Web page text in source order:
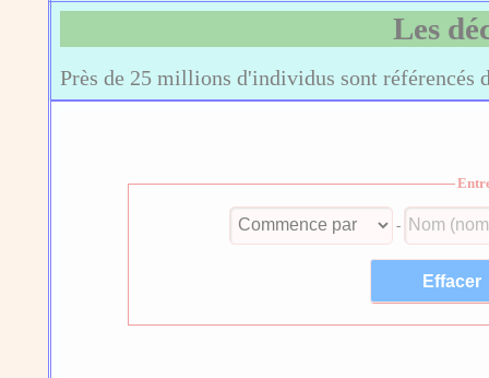
Les
Près de 25 millions d'individus sont référencés
-